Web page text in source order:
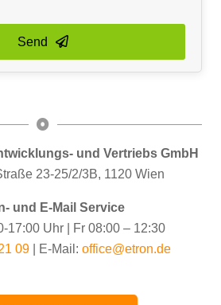
Send
und Vertriebs GmbH
23-25/2/3B, 1120 Wien
und E-Mail Service
17:00 Uhr | Fr 08:00 – 12:30
09 | E-Mail: office@etron.de